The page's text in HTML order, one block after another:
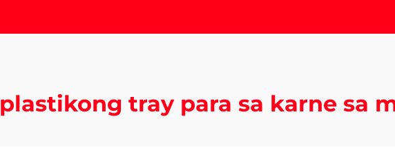
plastikong tray para sa karne sa